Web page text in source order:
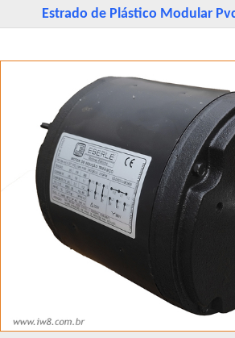
Estrado de Plástico Modular